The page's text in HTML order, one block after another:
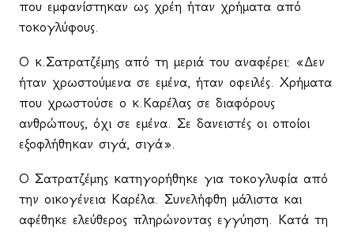
που εμφανίστηκαν ως χρέη ήταν χρήματα από
τοκογλύφους.
Ο κ.Σατρατζέμης από τη μεριά του αναφέρει: «Δεν
ήταν χρωστούμενα σε εμένα, ήταν οφειλές. Χρήματα
που χρωστούσε ο κ.Καρέλας σε διαφόρους
ανθρώπους, όχι σε εμένα. Σε δανειστές οι οποίοι
εξοφλήθηκαν σιγά, σιγά».
Ο Σατρατζέμης κατηγορήθηκε για τοκογλυφία από
την οικογένεια Καρέλα. Συνελήφθη μάλιστα και
αφέθηκε ελεύθερος πληρώνοντας εγγύηση. Κατά τη